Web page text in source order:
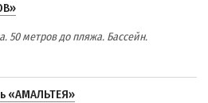
50 метров до пляжа. Бассейн.
«АМАЛЬТЕЯ»